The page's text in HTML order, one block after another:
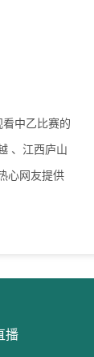
中乙比赛的
、江西庐山
心网友提供
播